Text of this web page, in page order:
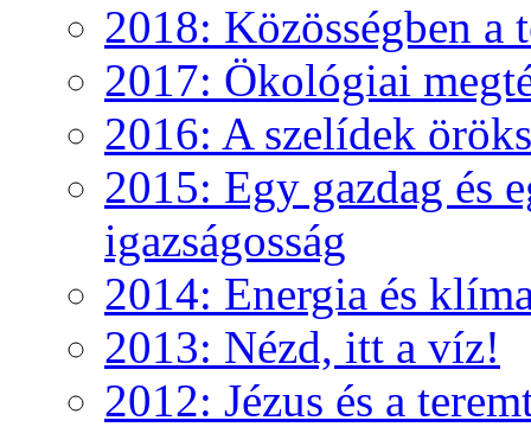
2018: Közösségben a
2017: Ökológiai
2016: A szelídek
2015: Egy gazdag és
igazságosság
2014: Energia és
2013: Nézd, itt a víz!
2012: Jézus és a